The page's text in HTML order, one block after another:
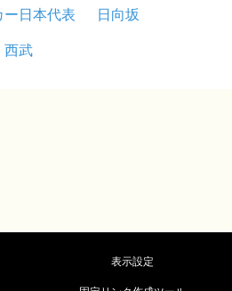
ー日本代表
日向坂
西武
表示設定